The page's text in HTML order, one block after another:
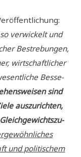
ver­wickelt und
Bestre­bun­gen,
wirt­schaft­li­cher
Bes­se­
sind
aus­zu­rich­ten,
und poli­ti­schem